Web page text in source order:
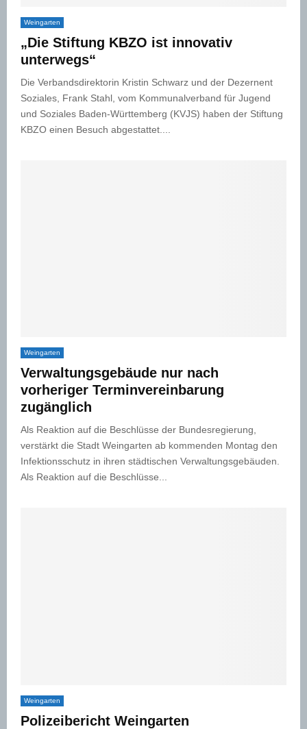
Weingarten
„Die Stiftung KBZO ist innovativ
unterwegs“
Die Verbandsdirektorin Kristin Schwarz und der Dezernent
Soziales, Frank Stahl, vom Kommunalverband für Jugend
und Soziales Baden-Württemberg (KVJS) haben der Stiftung
KBZO einen Besuch abgestattet....
Weingarten
Verwaltungsgebäude nur nach
vorheriger Terminvereinbarung
zugänglich
Als Reaktion auf die Beschlüsse der Bundesregierung,
verstärkt die Stadt Weingarten ab kommenden Montag den
Infektionsschutz in ihren städtischen Verwaltungsgebäuden.
Als Reaktion auf die Beschlüsse...
Weingarten
Polizeibericht Weingarten